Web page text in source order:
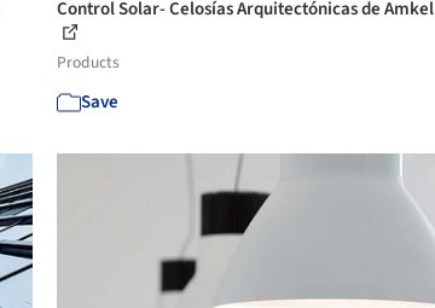
Control Solar- Celosías Arquitectónicas de Amkel
Products
Save